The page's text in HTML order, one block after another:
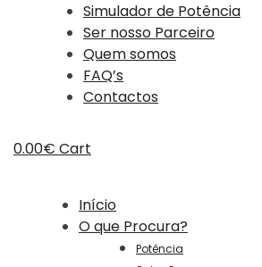
Simulador de Potência
Ser nosso Parceiro
Quem somos
FAQ’s
Contactos
0.00€ Cart
Início
O que Procura?
Potência